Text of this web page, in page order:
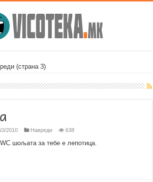
(страна 3)
2010 Навреди 638
шољата за тебе е лепотица.